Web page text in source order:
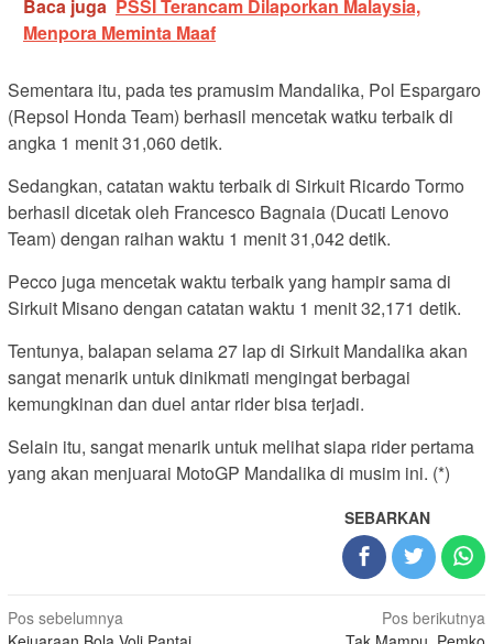
Baca juga PSSI Terancam Dilaporkan Malaysia,
Menpora Meminta Maaf
Sementara itu, pada tes pramusim Mandalika, Pol Espargaro
(Repsol Honda Team) berhasil mencetak watku terbaik di
angka 1 menit 31,060 detik.
Sedangkan, catatan waktu terbaik di Sirkuit Ricardo Tormo
berhasil dicetak oleh Francesco Bagnaia (Ducati Lenovo
Team) dengan raihan waktu 1 menit 31,042 detik.
Pecco juga mencetak waktu terbaik yang hampir sama di
Sirkuit Misano dengan catatan waktu 1 menit 32,171 detik.
Tentunya, balapan selama 27 lap di Sirkuit Mandalika akan
sangat menarik untuk dinikmati mengingat berbagai
kemungkinan dan duel antar rider bisa terjadi.
Selain itu, sangat menarik untuk melihat siapa rider pertama
yang akan menjuarai MotoGP Mandalika di musim ini. (*)
SEBARKAN
Navigasi
Pos sebelumnya
Pos berikutnya